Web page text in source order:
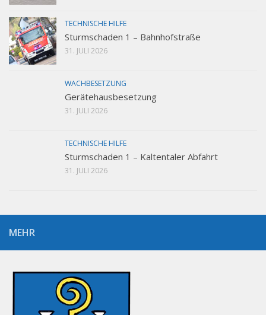
TECHNISCHE HILFE
Sturmschaden 1 – Bahnhofstraße
31. JULI 2026
WACHBESETZUNG
Gerätehausbesetzung
31. JULI 2026
TECHNISCHE HILFE
Sturmschaden 1 – Kaltentaler Abfahrt
31. JULI 2026
MEHR